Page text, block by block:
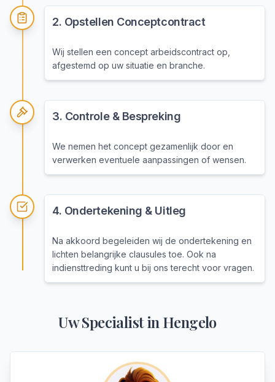
2. Opstellen Conceptcontract
Wij stellen een concept arbeidscontract op,
afgestemd op uw situatie en branche.
3. Controle & Bespreking
We nemen het concept gezamenlijk door en
verwerken eventuele aanpassingen of wensen.
4. Ondertekening & Uitleg
Na akkoord begeleiden wij de ondertekening en
lichten belangrijke clausules toe. Ook na
indiensttreding kunt u bij ons terecht voor vragen.
Uw Specialist in Hengelo